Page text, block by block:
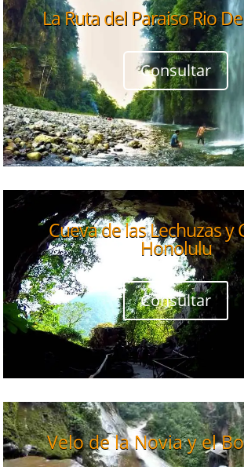
La Ruta del Paraiso Rio
Consultar
Cueva de las Lechuzas y
Honolulu
Consultar
Velo de la Novia y el